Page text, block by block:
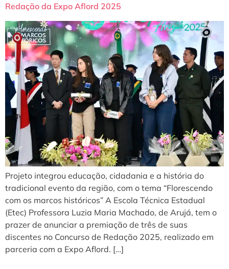
Redação da Expo Aflord 2025
Projeto integrou educação, cidadania e a história do
tradicional evento da região, com o tema “Florescendo
com os marcos históricos” A Escola Técnica Estadual
(Etec) Professora Luzia Maria Machado, de Arujá, tem o
prazer de anunciar a premiação de três de suas
discentes no Concurso de Redação 2025, realizado em
parceria com a Expo Aflord. […]